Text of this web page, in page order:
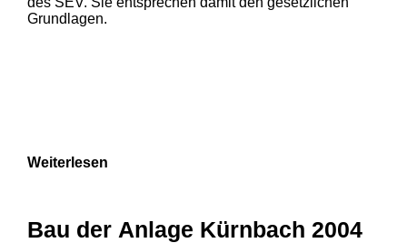
Grundlagen.
Weiterlesen
Bau der Anlage Kürnbach 2004